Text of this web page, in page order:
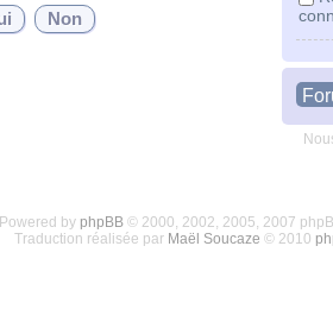
Powered by phpBB© 2000, 2002, 2005, 2007
Traduction réalisée par Maël Soucaze © 2010